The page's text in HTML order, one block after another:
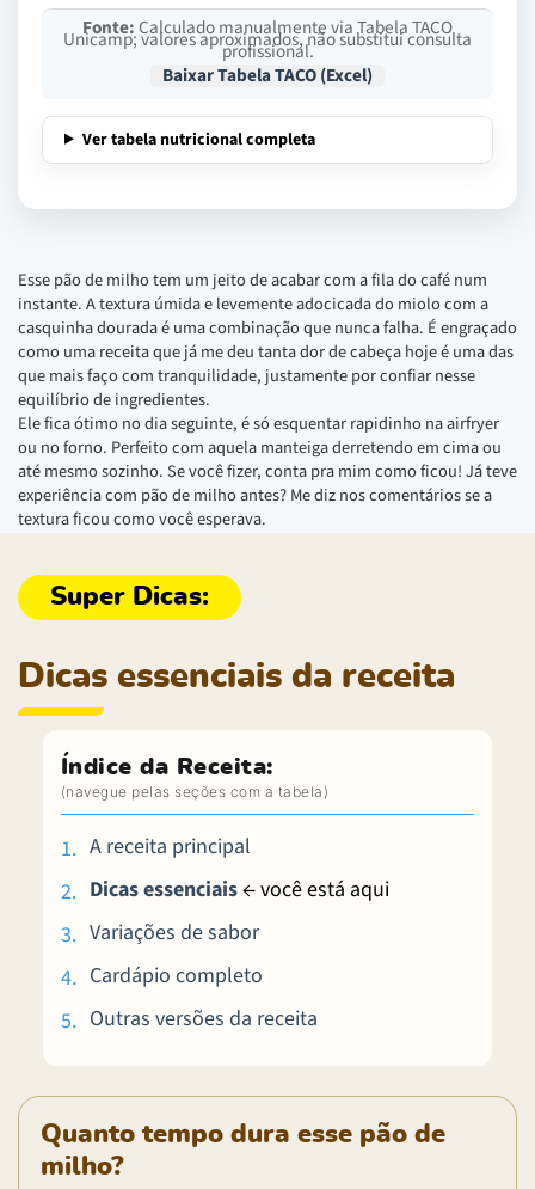
Fonte:Calculado manualmente via Tabela TACO
Unicamp; valores aproximados, não substitui consulta
profissional.
Baixar Tabela TACO (Excel)
Ver tabela nutricional completa
Esse pão de milho tem um jeito de acabar com a fila do café num
instante. A textura úmida e levemente adocicada do miolo com a
casquinha dourada é uma combinação que nunca falha. É engraçado
como uma receita que já me deu tanta dor de cabeça hoje é uma das
que mais faço com tranquilidade, justamente por confiar nesse
equilíbrio de ingredientes.
Ele fica ótimo no dia seguinte, é só esquentar rapidinho na airfryer
ou no forno. Perfeito com aquela manteiga derretendo em cima ou
até mesmo sozinho. Se você fizer, conta pra mim como ficou! Já teve
experiência com pão de milho antes? Me diz nos comentários se a
textura ficou como você esperava.
Dicas essenciais da receita
Índice da Receita:
A receita principal
Dicas essenciais← você está aqui
Variações de sabor
Cardápio completo
Outras versões da receita
Quanto tempo dura esse pão de
milho?